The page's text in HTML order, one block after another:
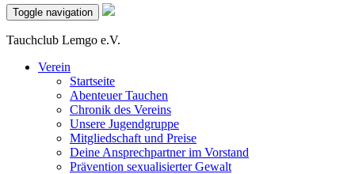
Toggle navigation
Tauchclub Lemgo e.V.
Verein
Startseite
Abenteuer Tauchen
Chronik des Vereins
Unsere Jugendgruppe
Mitgliedschaft und Preise
Deine Ansprechpartner im Vorstand
Prävention sexualisierter Gewalt